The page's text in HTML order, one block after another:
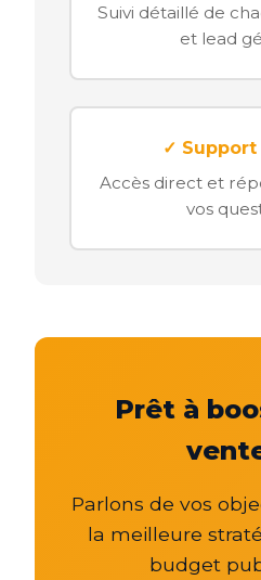
Suivi détaillé de
et lead
✓
Accès direct et
vos
Prêt à
Parlons de vos
la meilleure
budget